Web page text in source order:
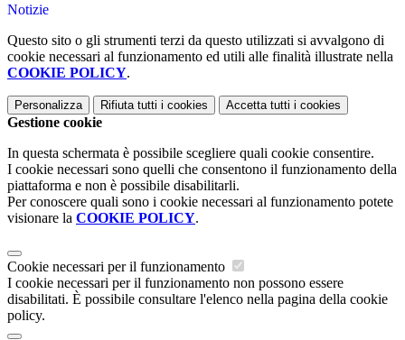
Notizie
Questo sito o gli strumenti terzi da questo utilizzati si avvalgono di
cookie necessari al funzionamento ed utili alle finalità illustrate nella
COOKIE POLICY.
Personalizza Rifiuta tutti i cookies Accetta tutti i cookies
Gestione cookie
In questa schermata è possibile scegliere quali cookie consentire.
I cookie necessari sono quelli che consentono il funzionamento della
piattaforma e non è possibile disabilitarli.
Per conoscere quali sono i cookie necessari al funzionamento potete
visionare la COOKIE POLICY.
Cookie necessari per il funzionamento
I cookie necessari per il funzionamento non possono essere
disabilitati. È possibile consultare l'elenco nella pagina della cookie
policy.